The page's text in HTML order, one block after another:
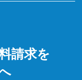
請求を